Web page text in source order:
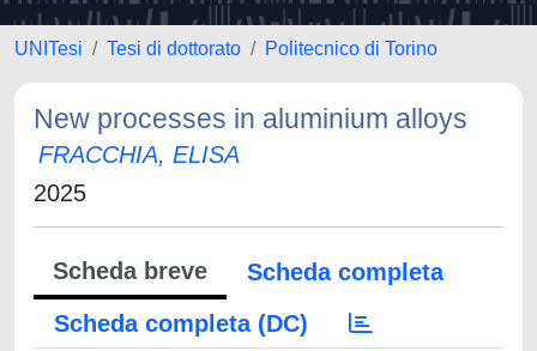
UNITesi Tesi di dottorato Politecnico di Torino
New processes in aluminium alloys
FRACCHIA, ELISA
2025
Scheda breve
Scheda completa
Scheda completa (DC)